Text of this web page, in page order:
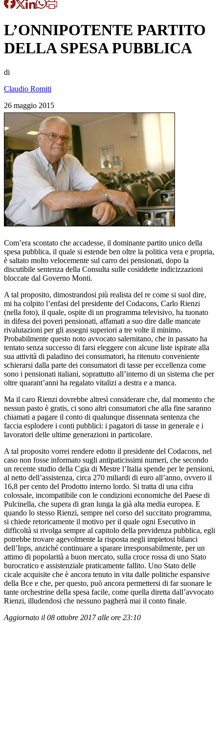
L’ONNIPOTENTE PARTITO
DELLA SPESA PUBBLICA
di
Claudio Romiti
26 maggio 2015
Com’era scontato che accadesse, il dominante partito unico della
spesa pubblica, il quale si estende ben oltre la politica vera e propria,
è saltato molto velocemente sul carro dei pensionati, dopo la
discutibile sentenza della Consulta sulle cosiddette indicizzazioni
bloccate dal Governo Monti.
A tal proposito, dimostrandosi più realista del re come si suol dire,
mi ha colpito l’enfasi del presidente del Codacons, Carlo Rienzi
(nella foto), il quale, ospite di un programma televisivo, ha tuonato
in difesa dei poveri pensionati, affamati a suo dire dalle mancate
rivalutazioni per gli assegni superiori a tre volte il minimo.
Probabilmente questo noto avvocato salernitano, che in passato ha
tentato senza successo di farsi eleggere con alcune liste ispirate alla
sua attività di paladino dei consumatori, ha ritenuto conveniente
schierarsi dalla parte dei consumatori di tasse per eccellenza come
sono i pensionati italiani, soprattutto all’interno di un sistema che per
oltre quarant’anni ha regalato vitalizi a destra e a manca.
Ma il caro Rienzi dovrebbe altresì considerare che, dal momento che
nessun pasto è gratis, ci sono altri consumatori che alla fine saranno
chiamati a pagare il conto di qualunque dissennata sentenza che
faccia esplodere i conti pubblici: i pagatori di tasse in generale e i
lavoratori delle ultime generazioni in particolare.
A tal proposito vorrei rendere edotto il presidente del Codacons, nel
caso non fosse informato sugli antipaticissimi numeri, che secondo
un recente studio della Cgia di Mestre l’Italia spende per le pensioni,
al netto dell’assistenza, circa 270 miliardi di euro all’anno, ovvero il
16,8 per cento del Prodotto interno lordo. Si tratta di una cifra
colossale, incompatibile con le condizioni economiche del Paese di
Pulcinella, che supera di gran lunga la già alta media europea. E
quando lo stesso Rienzi, sempre nel corso del succitato programma,
si chiede retoricamente il motivo per il quale ogni Esecutivo in
difficoltà si rivolga sempre al capitolo della previdenza pubblica, egli
potrebbe trovare agevolmente la risposta negli impietosi bilanci
dell’Inps, anziché continuare a sparare irresponsabilmente, per un
attimo di popolarità a buon mercato, sulla croce rossa di uno Stato
burocratico e assistenziale praticamente fallito. Uno Stato delle
cicale acquisite che è ancora tenuto in vita dalle politiche espansive
della Bce e che, per questo, può ancora permettersi di far suonare le
tante orchestrine della spesa facile, come quella diretta dall’avvocato
Rienzi, illudendosi che nessuno pagherà mai il conto finale.
Aggiornato il 08 ottobre 2017 alle ore 23:10